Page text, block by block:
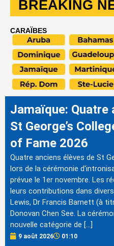
BREAKING
CARAÏBES
Jamaïque: Quatre
St George’s
of Fame 2026
Quatre anciens élèves de St
lors de la cérémonie
prévue le 1er novembre. Les
leurs contributions dans
Lewis, Dr Francis Barnett (à
Donovan Chen See. La
nouvelle catégorie de […]
9 août 2026 01:10